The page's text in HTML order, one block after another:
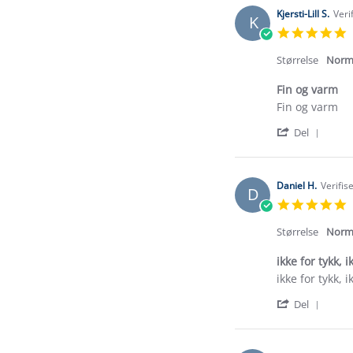
K Kjersti-Lill S.
Størrelse
Fin og varm
Review
Kjersti-
S.
16
Jan
2026
review
Fin
varm
Fin og varm
Del
Lill
S.
on
16
2026
D Daniel H.
Størrelse
ikke for tykk,
Review
Daniel
on
review
ikke
tykk,
ikke for tykk,
Del